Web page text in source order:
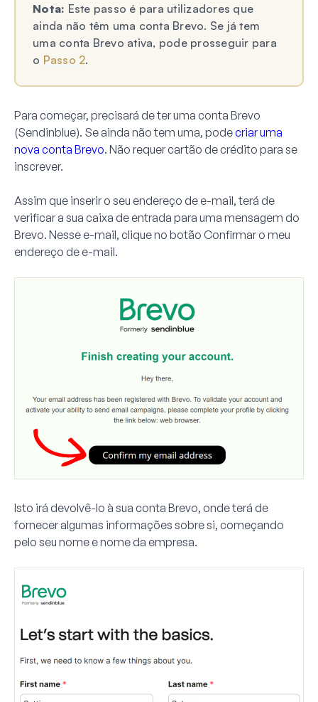
Nota: Este passo é para utilizadores que
ainda não têm uma conta Brevo. Se já tem
uma conta Brevo ativa, pode prosseguir para
o Passo 2.
Para começar, precisará de ter uma conta Brevo
(Sendinblue). Se ainda não tem uma, podecriar uma
nova conta Brevo. Não requer cartão de crédito para se
inscrever.
Assim que inserir o seu endereço de e-mail, terá de
verificar a sua caixa de entrada para uma mensagem do
Brevo. Nesse e-mail, clique no botão Confirmar o meu
endereço de e-mail.
Isto irá devolvê-lo à sua conta Brevo, onde terá de
fornecer algumas informações sobre si, começando
pelo seu nome e nome da empresa.